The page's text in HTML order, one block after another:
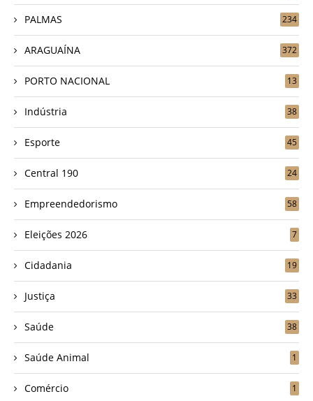
PALMAS 234
ARAGUAÍNA 372
PORTO NACIONAL 13
Indústria 38
Esporte 45
Central 190 24
Empreendedorismo 58
Eleições 2026 7
Cidadania 19
Justiça 33
Saúde 38
Saúde Animal 1
Comércio 1